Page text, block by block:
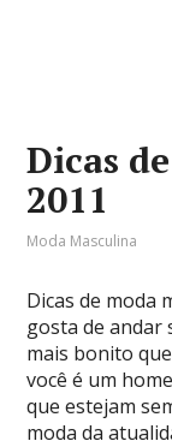
Dicas
2011
Moda Masculina
Dicas de moda
gosta de andar
mais bonito
você é um
que estejam
moda da